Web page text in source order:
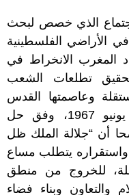
الذي خصص لبحث
الأراضي الفلسطينية
المغرب الانخراط في
تطلعات الشعب
وعاصمتها القدس
الشرقية على حدود الرابع من يونيو 1967، وفق حل
أن “جلالة الملك ظل
يتطلب مساع
للخروج من منطق
والتعاون وبناء فضاء